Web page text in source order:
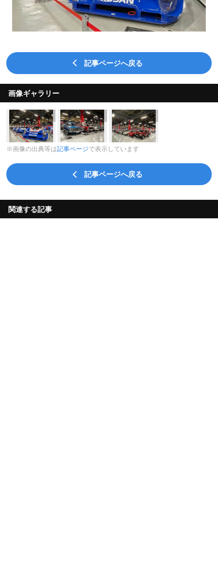
記事ページへ戻る
画像ギャラリー
※画像の出典等は記事ページで表示しています
記事ページへ戻る
関連する記事